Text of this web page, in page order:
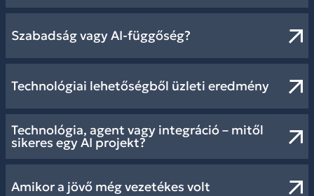
Szabadság vagy AI-függőség?
Technológiai lehetőségből üzleti eredmény
Technológia, agent vagy integráció – mitől
sikeres egy AI projekt?
Amikor a jövő még vezetékes volt